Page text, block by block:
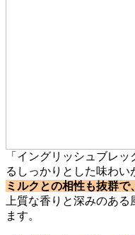
「イングリッシュブレ
るしっかりとした味わい
ミルクとの相性も抜群で
上質な香りと深みのあ
ます。